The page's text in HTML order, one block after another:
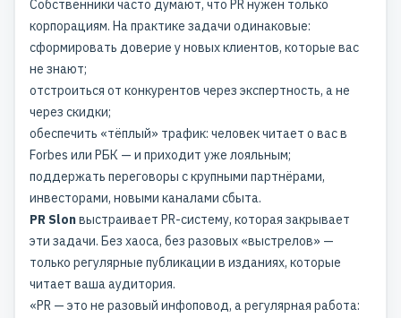
Собственники часто думают, что PR нужен только
корпорациям. На практике задачи одинаковые:
сформировать доверие у новых клиентов, которые вас
не знают;
отстроиться от конкурентов через экспертность, а не
через скидки;
обеспечить «тёплый» трафик: человек читает о васв
Forbes или РБК — и приходит уже лояльным;
поддержать переговоры с крупными партнёрами,
инвесторами, новыми каналами сбыта.
PR Slonвыстраивает PR-систему, которая закрывает
эти задачи. Без хаоса, без разовых «выстрелов» —
только регулярные публикации в изданиях, которые
читает ваша аудитория.
«PR — это не разовый инфоповод, а регулярная работа: